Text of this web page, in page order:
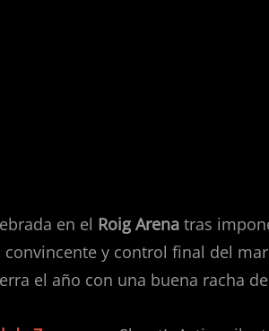
en el Roig Arena tras
y control final del
el año con una buena racha